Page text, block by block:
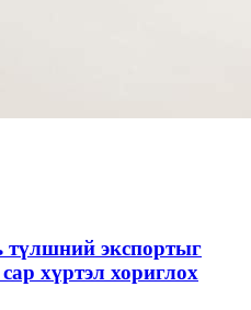
түлшний экспортыг
хүртэл хориглох